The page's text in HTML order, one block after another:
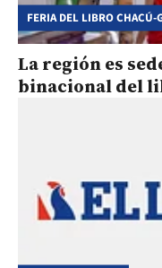
FERIA DEL LIBRO CHACÚ-
La región es
binacional del